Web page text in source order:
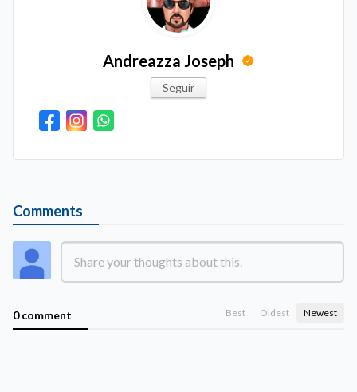
Andreazza Joseph
Seguir
Comments
0 comment Best Oldest Newest